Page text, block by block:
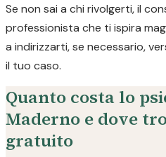
Se non sai a chi rivolgerti, il
professionista che ti ispira
a indirizzarti, se necessario,
il tuo caso.
Quanto costa lo
Maderno e dove
gratuito